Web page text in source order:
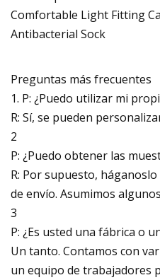
Preguntas más frecuentes
1. P: ¿Puedo utilizar mi
R: Sí, se pueden
2
P: ¿Puedo obtener las
R: Por supuesto,
de envío. Asumimos
3
P: ¿Es usted una fábrica o
Un tanto. Contamos con
un equipo de trabajadores